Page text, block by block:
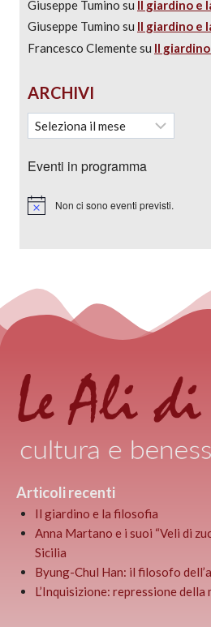
Giuseppe Tumino su Il giardino e
Giuseppe Tumino su Il giardino e
Francesco Clementesu Il
ARCHIVI
Eventi in programma
Notice Non ci sono eventi previsti.
Articoli recenti
Il giardino e la filosofia
Anna Martano e i suoi “Veli di
Sicilia
Byung-Chul Han: il filosofo
L’Inquisizione: repressione della